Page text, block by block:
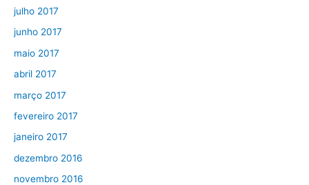
julho 2017
junho 2017
maio 2017
abril 2017
março 2017
fevereiro 2017
janeiro 2017
dezembro 2016
novembro 2016